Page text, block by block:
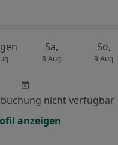
Sa,
8 Aug
So,
9 Aug
nicht verfügbar
anzeigen